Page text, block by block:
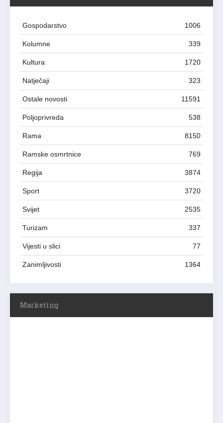
Gospodarstvo 1006
Kolumne 339
Kultura 1720
Natječaji 323
Ostale novosti 11591
Poljoprivreda 538
Rama 8150
Ramske osmrtnice 769
Regija 3874
Sport 3720
Svijet 2535
Turizam 337
Vijesti u slici 77
Zanimljivosti 1364
Marketing